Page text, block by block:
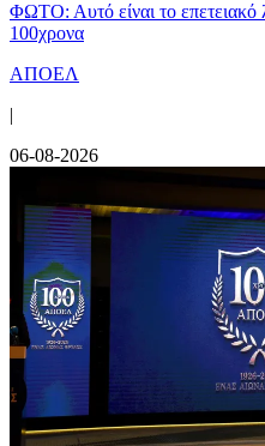
ΦΩΤΟ: Αυτό είναι το
100χρονα
ΑΠΟΕΛ
|
06-08-2026